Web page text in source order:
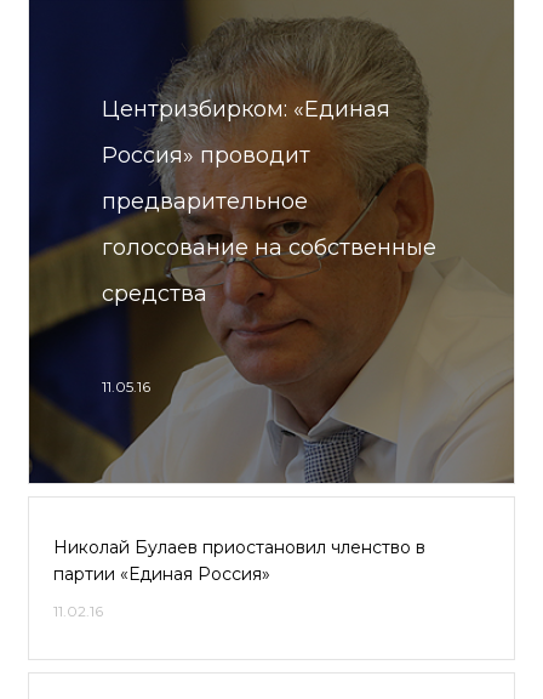
Центризбирком: «Единая
Россия» проводит
предварительное
голосование на собственные
средства
11.05.16
Николай Булаев приостановил членство в
партии «Единая Россия»
11.02.16